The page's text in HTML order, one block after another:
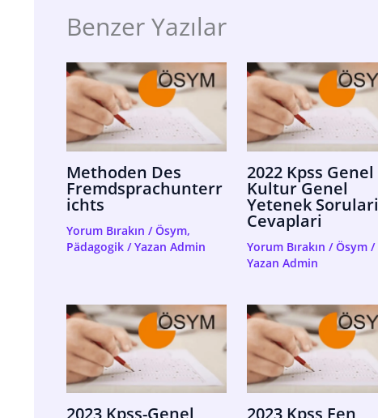
Benzer Yazılar
Methoden Des
Fremdsprachunterr
Ichts
Yorum Bırakın /Ösym,
Pädagogik / Yazan Admin
2022 Kpss Genel
Kultur Genel
Yetenek Sorulari
Cevaplari
Yorum Bırakın /Ösym/
Yazan Admin